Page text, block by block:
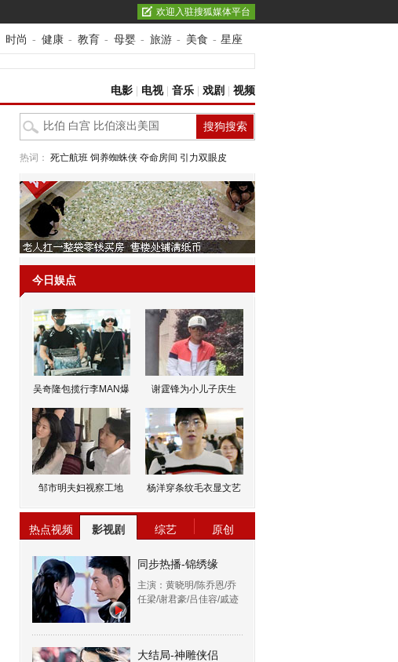
欢迎入驻搜狐媒体平台
时尚 - 健康 - 教育 - 母婴 - 旅游 - 美食 - 星座
电影 电视| 音乐 戏剧 视频
热词： 死亡航班 饲养蜘蛛侠 夺命房间 引力双眼皮
今日娱点
吴奇隆包揽行李MAN爆 谢霆锋为小儿子庆生
邹市明夫妇视察工地 杨洋穿条纹毛衣显文艺
热点视频 影视剧 综艺 原创
同步热播-锦绣缘
主演：黄晓明/陈乔恩/乔
任梁/谢君豪/吕佳容/戚迹
大结局-神雕侠侣